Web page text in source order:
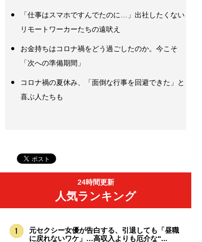
「仕事はスマホですんでたのに…」出社したくない
リモートワーカーたちの遠吠え
お金持ちはコロナ禍をどう過ごしたのか。今こそ
「次への準備期間」
コロナ禍の夏休み、「面倒な行事を回避できた」と
喜ぶ人たちも
24時間更新
人気ランキング
元セクシー女優が告白する、引退しても「昼職
に戻れないワケ」…高収入よりも厄介な“...